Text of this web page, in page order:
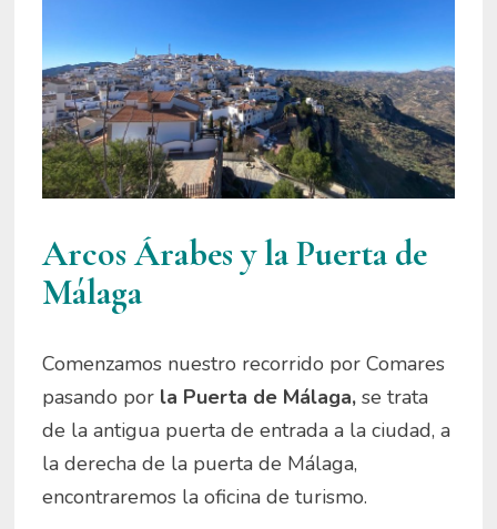
Arcos Árabes y la Puerta de
Málaga
Comenzamos nuestro recorrido por Comares
pasando porla Puerta de Málaga,se trata
de la antigua puerta de entrada a la ciudad, a
la derecha de la puerta de Málaga,
encontraremos la oficina de turismo.